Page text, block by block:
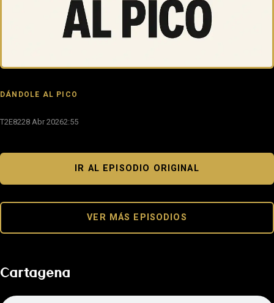
DÁNDOLE AL PICO
T2E8228 Abr 20262:55
IR AL EPISODIO ORIGINAL
VER MÁS EPISODIOS
Cartagena